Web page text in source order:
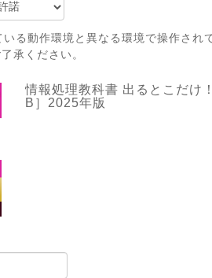
る動作環境と異なる環境で操作され
承ください。
情報処理教科書 出るとこだけ
B］2025年版